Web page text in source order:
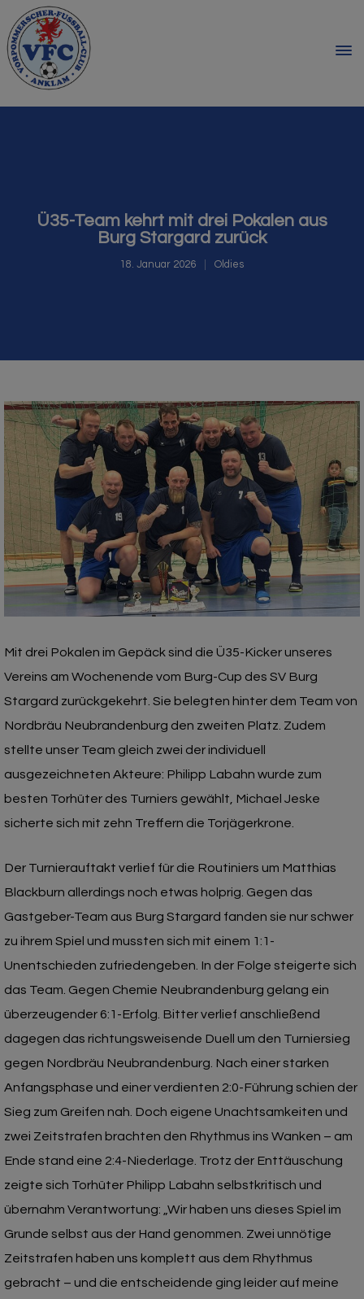
Ü35-Team kehrt mit drei Pokalen aus
Burg Stargard zurück
18. Januar 2026 Oldies
Mit drei Pokalen im Gepäck sind die Ü35-Kicker unseres
Vereins am Wochenende vom Burg-Cup des SV Burg
Stargard zurückgekehrt. Sie belegten hinter dem Team von
Nordbräu Neubrandenburg den zweiten Platz. Zudem
stellte unser Team gleich zwei der individuell
ausgezeichneten Akteure: Philipp Labahn wurde zum
besten Torhüter des Turniers gewählt, Michael Jeske
sicherte sich mit zehn Treffern die Torjägerkrone.
Der Turnierauftakt verlief für die Routiniers um Matthias
Blackburn allerdings noch etwas holprig. Gegen das
Gastgeber-Team aus Burg Stargard fanden sie nur schwer
zu ihrem Spiel und mussten sich mit einem 1:1-
Unentschieden zufriedengeben. In der Folge steigerte sich
das Team. Gegen Chemie Neubrandenburg gelang ein
überzeugender 6:1-Erfolg. Bitter verlief anschließend
dagegen das richtungsweisende Duell um den Turniersieg
gegen Nordbräu Neubrandenburg. Nach einer starken
Anfangsphase und einer verdienten 2:0-Führung schien der
Sieg zum Greifen nah. Doch eigene Unachtsamkeiten und
zwei Zeitstrafen brachten den Rhythmus ins Wanken – am
Ende stand eine 2:4-Niederlage. Trotz der Enttäuschung
zeigte sich Torhüter Philipp Labahn selbstkritisch und
übernahm Verantwortung: „Wir haben uns dieses Spiel im
Grunde selbst aus der Hand genommen. Zwei unnötige
Zeitstrafen haben uns komplett aus dem Rhythmus
gebracht – und die entscheidende ging leider auf meine